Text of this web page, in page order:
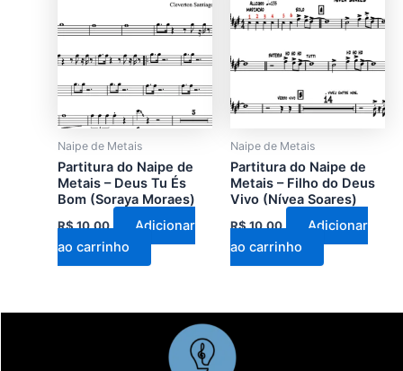
Naipe de Metais
Partitura do Naipe de
Metais – Deus Tu És
Bom (Soraya Moraes)
R$10,00
Adicionar
ao carrinho
Naipe de Metais
Partitura do Naipe de
Metais – Filho do Deus
Vivo (Nívea Soares)
R$10,00
Adicionar
ao carrinho